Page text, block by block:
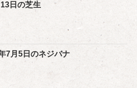
日の芝生
7月5日のネジバナ